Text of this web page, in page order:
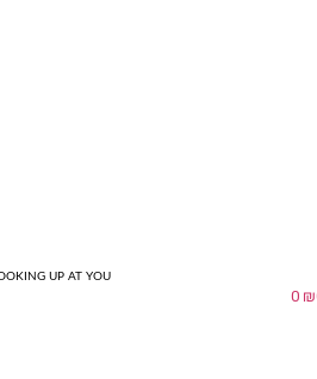
LOOKING UP AT YOU
0